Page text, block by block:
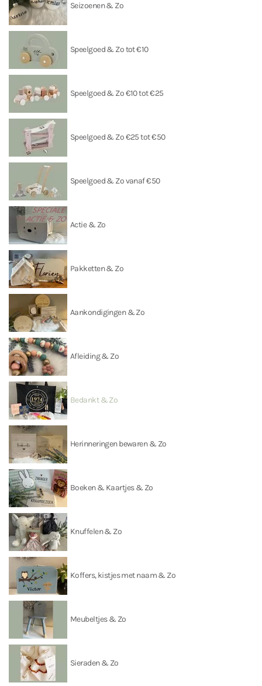
Seizoenen & Zo
Speelgoed & Zo tot €10
Speelgoed & Zo €10 tot €25
Speelgoed & Zo €25 tot €50
Speelgoed & Zo vanaf €50
Actie & Zo
Pakketten & Zo
Aankondigingen & Zo
Afleiding & Zo
Bedankt & Zo
Herinneringen bewaren & Zo
Boeken & Kaartjes & Zo
Knuffelen & Zo
Koffers, kistjes met naam & Zo
Meubeltjes & Zo
Sieraden & Zo